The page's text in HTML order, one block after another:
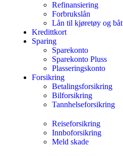
Refinansiering
Forbrukslån
Lån til kjøretøy og båt
Kredittkort
Sparing
Sparekonto
Sparekonto Pluss
Plasseringskonto
Forsikring
Betalingsforsikring
Bilforsikring
Tannhelseforsikring
Reiseforsikring
Innboforsikring
Meld skade